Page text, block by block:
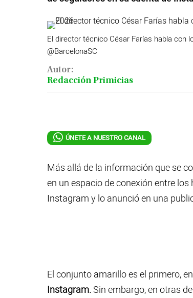
Activar Notificaciones
Desactivar Notificaciones
El director técnico César Farías habla con
@BarcelonaSC
Autor:
Redacción Primicias
ÚNETE A NUESTRO CANAL
Más allá de la información que se
en un espacio de conexión entre
Instagram y lo anunció en una
El conjunto amarillo es el primero,
Instagram.Sin embargo, en otras